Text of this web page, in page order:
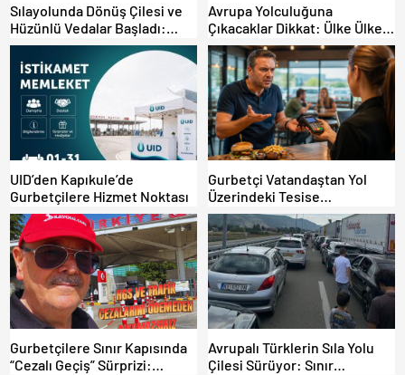
Sılayolunda Dönüş Çilesi ve
Hüzünlü Vedalar Başladı:
Kapıkule’de Yoğunluk Artıyor!
Avrupa Yolculuğuna
Çıkacaklar Dikkat: Ülke Ülke
Güncel Trafik Kuralları,
Avrupa Otoyol Hız Limitleri
UID’den Kapıkule’de
Gurbetçilere Hizmet Noktası
Gurbetçi Vatandaştan Yol
Üzerindeki Tesise
Dolandırıcılık İddiası:
“Hesabınızı Mutlaka Kontrol
Edin”
Gurbetçilere Sınır Kapısında
“Cezalı Geçiş” Sürprizi:
Avrupalı Türklerin Sıla Yolu
Çilesi Sürüyor: Sınır